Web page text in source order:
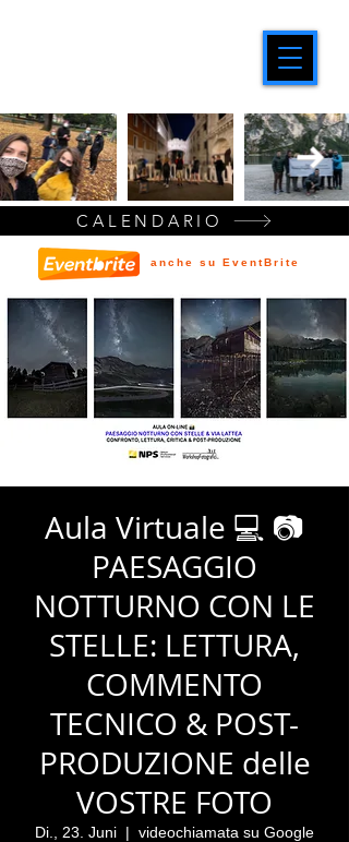
Aula Virtuale 💻 📷
PAESAGGIO
NOTTURNO CON LE
STELLE: LETTURA,
COMMENTO
TECNICO & POST-
PRODUZIONE delle
VOSTRE FOTO
Di., 23. Juni
  |
videochiamata su Google
CALENDARIO
anche su EventBrite